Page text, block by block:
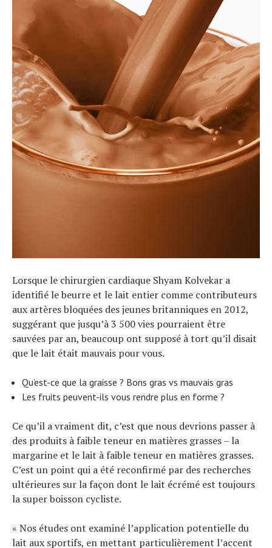
Lorsque le chirurgien cardiaque Shyam Kolvekar a
identifié le beurre et le lait entier comme contributeurs
aux artères bloquées des jeunes britanniques en 2012,
suggérant que jusqu’à 3 500 vies pourraient être
sauvées par an, beaucoup ont supposé à tort qu’il disait
que le lait était mauvais pour vous.
Qu’est-ce que la graisse ? Bons gras vs mauvais gras
Les fruits peuvent-ils vous rendre plus en forme ?
Ce qu’il a vraiment dit, c’est que nous devrions passer à
des produits à faible teneur en matières grasses – la
margarine et le lait à faible teneur en matières grasses.
C’est un point qui a été reconfirmé par des recherches
ultérieures sur la façon dont le lait écrémé est toujours
la super boisson cycliste.
« Nos études ont examiné l’application potentielle du
lait aux sportifs, en mettant particulièrement l’accent
Tests de produits
Conseils
Tendances
Tous nos articles
À propos